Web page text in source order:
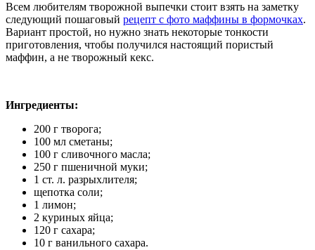
Всем любителям творожной выпечки стоит взять на заметку
следующий пошаговый рецепт с фото маффины в формочках.
Вариант простой, но нужно знать некоторые тонкости
приготовления, чтобы получился настоящий пористый
маффин, а не творожный кекс.
Ингредиенты:
200 г творога;
100 мл сметаны;
100 г сливочного масла;
250 г пшеничной муки;
1 ст. л. разрыхлителя;
щепотка соли;
1 лимон;
2 куриных яйца;
120 г сахара;
10 г ванильного сахара.